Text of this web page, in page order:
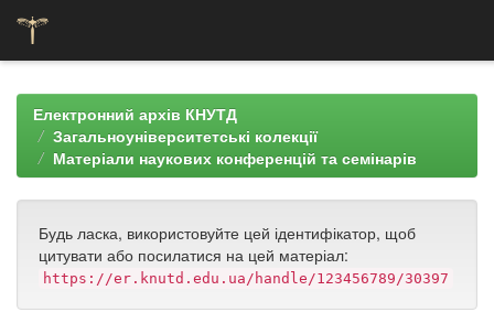
navigationЕлектронний архів КНУТД
Загальноуніверситетські колекції
Матеріали наукових конференцій та семінарів
Будь ласка, використовуйте цей ідентифікатор, щоб
цитувати або посилатися на цей матеріал:
https://er.knutd.edu.ua/handle/123456789/30397